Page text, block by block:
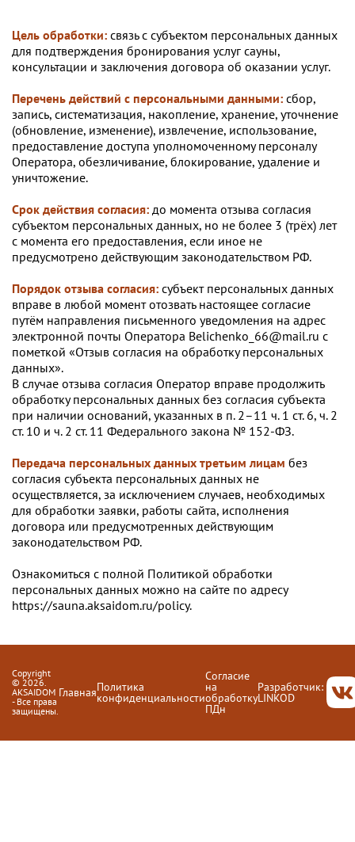
Цель обработки: связь с субъектом персональных данных
для подтверждения бронирования услуг сауны,
консультации и заключения договора об оказании услуг.
Перечень действий с персональными данными: сбор,
запись, систематизация, накопление, хранение, уточнение
(обновление, изменение), извлечение, использование,
предоставление доступа уполномоченному персоналу
Оператора, обезличивание, блокирование, удаление и
уничтожение.
Срок действия согласия: до момента отзыва согласия
субъектом персональных данных, но не более 3 (трёх) лет
с момента его предоставления, если иное не
предусмотрено действующим законодательством РФ.
Порядок отзыва согласия: субъект персональных данных
вправе в любой момент отозвать настоящее согласие
путём направления письменного уведомления на адрес
электронной почты Оператора адрес электронной почты:
Belichenko_66@mail.ru с
пометкой «Отзыв согласия на обработку персональных
данных».
В случае отзыва согласия Оператор вправе продолжить
обработку персональных данных без согласия субъекта
при наличии оснований, указанных в п. 2–11 ч. 1 ст. 6, ч. 2
ст. 10 и ч. 2 ст. 11 Федерального закона № 152-ФЗ.
Передача персональных данных третьим лицам без
согласия субъекта персональных данных не
осуществляется, за исключением случаев, необходимых
для обработки заявки, работы сайта, исполнения
договора или предусмотренных действующим
законодательством РФ.
Ознакомиться с полной Политикой обработки
персональных данных можно на сайте по адресу
https://sauna.aksaidom.ru/policy.
Copyright
© 2026.
AKSAIDOM
- Все права
защищены.
ГлавнаяПолитика
конфиденциальности
Согласие
на
обработку
ПДн
Разработчик:
LINKOD